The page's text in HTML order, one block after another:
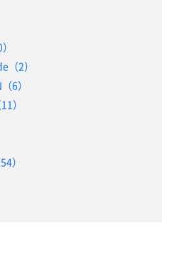
（2）
6）
）
）